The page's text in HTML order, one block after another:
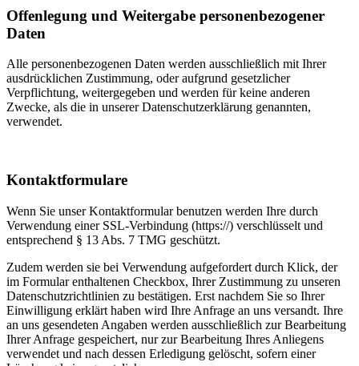
Offenlegung und Weitergabe personenbezogener
Daten
Alle personenbezogenen Daten werden ausschließlich mit Ihrer
ausdrücklichen Zustimmung, oder aufgrund gesetzlicher
Verpflichtung, weitergegeben und werden für keine anderen
Zwecke, als die in unserer Datenschutzerklärung genannten,
verwendet.
Kontaktformulare
Wenn Sie unser Kontaktformular benutzen werden Ihre durch
Verwendung einer SSL-Verbindung (https://) verschlüsselt und
entsprechend § 13 Abs. 7 TMG geschützt.
Zudem werden sie bei Verwendung aufgefordert durch Klick, der
im Formular enthaltenen Checkbox, Ihrer Zustimmung zu unseren
Datenschutzrichtlinien zu bestätigen. Erst nachdem Sie so Ihrer
Einwilligung erklärt haben wird Ihre Anfrage an uns versandt. Ihre
an uns gesendeten Angaben werden ausschließlich zur Bearbeitung
Ihrer Anfrage gespeichert, nur zur Bearbeitung Ihres Anliegens
verwendet und nach dessen Erledigung gelöscht, sofern einer